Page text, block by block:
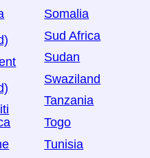
Somalia
Sud Africa
Sudan
Swaziland
Tanzania
Togo
Tunisia